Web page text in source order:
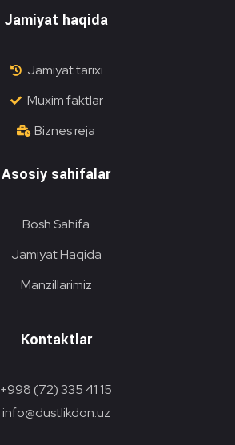
Jamiyat haqida
Jamiyat tarixi
Muxim faktlar
Biznes reja
Asosiy sahifalar
Bosh Sahifa
Jamiyat Haqida
Manzillarimiz
Kontaktlar
+998 (72) 335 41 15
info@dustlikdon.uz